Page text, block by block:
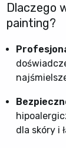
Dlaczego
painting?
dla skóry i